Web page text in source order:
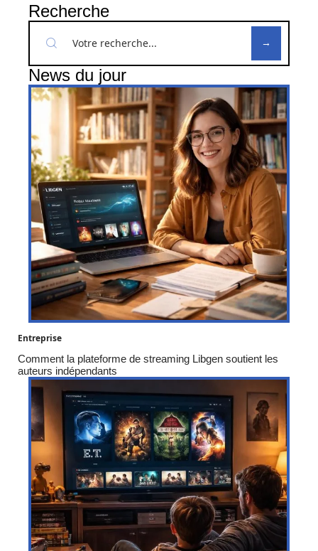
Recherche
News du jour
Entreprise
Comment la plateforme de streaming Libgen soutient les
auteurs indépendants